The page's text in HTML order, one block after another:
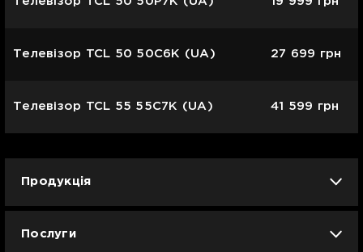
Телевізор TCL 50 50C6K (UA) 27 699 грн
Телевізор TCL 55 55C7K (UA) 41 599 грн
Продукція
Послуги